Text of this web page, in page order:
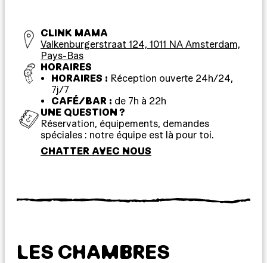
CLINK MAMA
Valkenburgerstraat 124, 1011 NA Amsterdam,
Pays-Bas
HORAIRES
HORAIRES : Réception ouverte 24h/24,
7j/7
CAFÉ/BAR : de 7h à 22h
UNE QUESTION ?
Réservation, équipements, demandes
spéciales : notre équipe est là pour toi.
CHATTER AVEC NOUS
LES CHAMBRES